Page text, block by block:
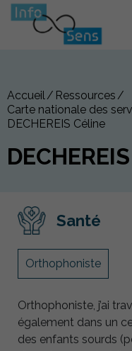
Accueil
Ressources
Carte nationale des
DECHEREIS Céline
Santé
Orthophoniste
Orthophoniste, j’ai
également dans un
des enfants sourds